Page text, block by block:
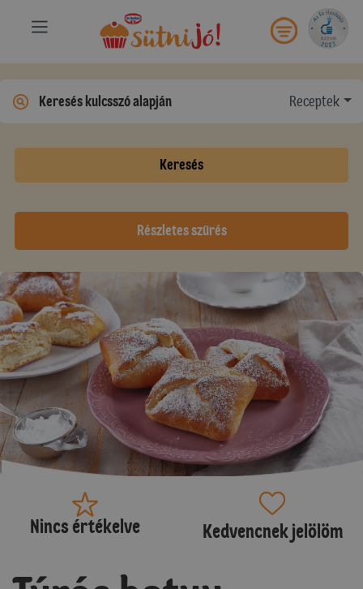
Receptek
Keresés
Részletes szűrés
Nincs értékelve Kedvencnek jelölöm